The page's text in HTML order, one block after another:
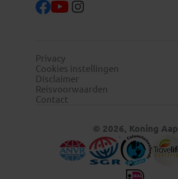
Privacy
Cookies instellingen
Disclaimer
Reisvoorwaarden
Contact
© 2026, Koning Aap